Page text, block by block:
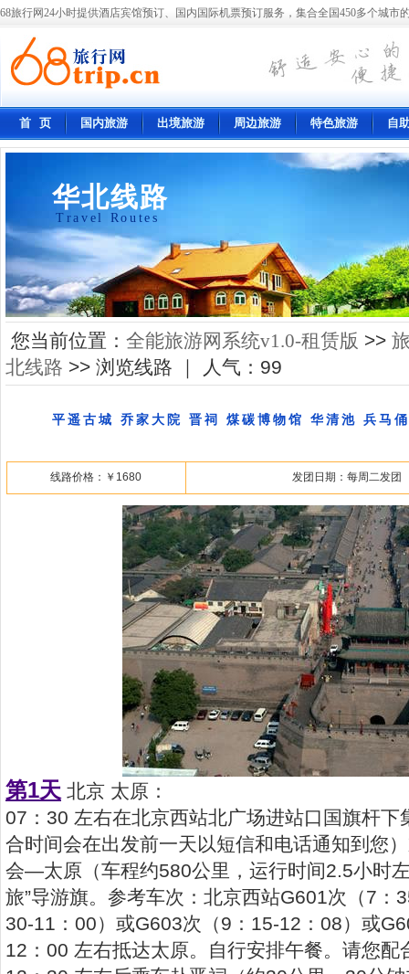
68旅行网24小时提供酒店宾馆预订、国内国际机票预订服务，集合全国450多个城市
首 页 国内旅游 出境旅游 周边旅游 特色旅游 自
华北线路
Travel Routes
您当前位置： 全能旅游网系统v1.0-租赁版 >>
北线路 >> 浏览线路 ｜ 人气： 99
平遥古城 乔家大院 晋祠 煤碳博物馆 华清池 兵马
线路价格：￥1680 发团日期：每周二发团
第1天 北京 太原：
07：30 左右在北京西站北广场进站口国旗杆下
合时间会在出发前一天以短信和电话通知到您
会—太原（车程约580公里，运行时间2.5小时
旅”导游旗。参考车次：北京西站G601次（7：
30-11：00）或G603次（9：15-12：08）或
12：00 左右抵达太原。自行安排午餐。请您配